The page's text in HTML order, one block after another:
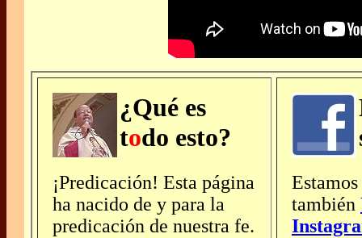
¿Qué es
todo esto?
¡Predicación! Esta página
ha nacido de y para la
predicación de nuestra fe.
también